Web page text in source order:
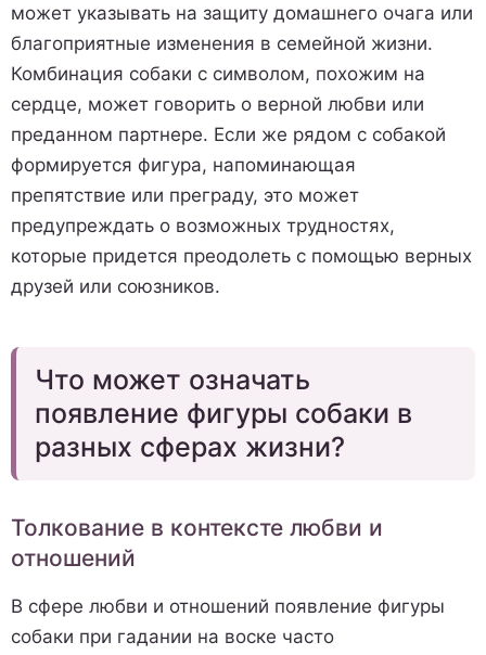
может указывать на защиту домашнего очага или
благоприятные изменения в семейной жизни.
Комбинация собаки с символом, похожим на
сердце, может говорить о верной любви или
преданном партнере. Если же рядом с собакой
формируется фигура, напоминающая
препятствие или преграду, это может
предупреждать о возможных трудностях,
которые придется преодолеть с помощью верных
друзей или союзников.
Что может означать
появление фигуры собаки в
разных сферах жизни?
Толкование в контексте любви и
отношений
В сфере любви и отношений появление фигуры
собаки при гадании на воске часто